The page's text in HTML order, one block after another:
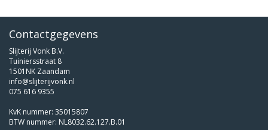
Contactgegevens
Slijterij Vonk B.V.
Tuiniersstraat 8
1501NK Zaandam
info@slijterijvonk.nl
075 616 9355
KvK nummer: 35015807
BTW nummer: NL8032.62.127.B.01